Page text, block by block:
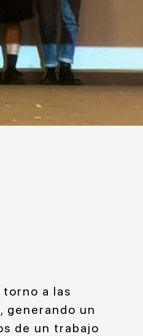
a las
generando un
de un trabajo